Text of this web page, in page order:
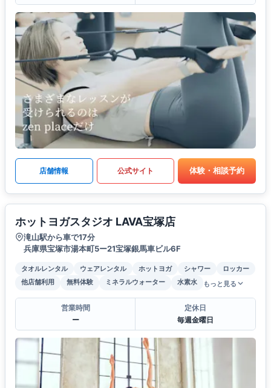
店舗情報 公式サイト 体験・相談予約
ホットヨガスタジオ LAVA宝塚店
滝山駅から車で17分
兵庫県宝塚市湯本町5ー21宝塚銀馬車ビル6F
タオルレンタル ウェアレンタル ホットヨガ シャワー
ロッカー
他店舗利用
無料体験 ミネラルウォーター 水素水 もっと見る
営業時間
ー
定休日
毎週金曜日